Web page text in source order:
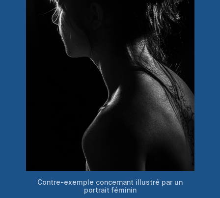
Contre-exemple concernant illustré par un
portrait féminin